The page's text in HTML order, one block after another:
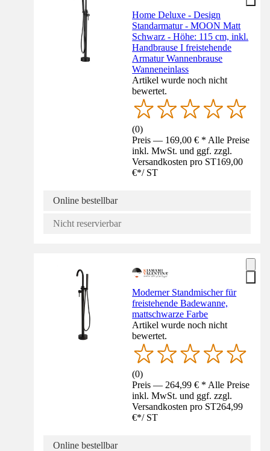
Home Deluxe - Design
Standarmatur - MOON Matt
Schwarz - Höhe: 115 cm, inkl.
Handbrause I freistehende
Armatur Wannenbrause
Wanneneinlass
Artikel wurde noch nicht
bewertet.
(0)
Preis — 169,00 € * Alle Preise
inkl. MwSt. und ggf. zzgl.
Versandkosten pro ST169,00
€*/ ST
Online bestellbar
Nicht reservierbar
Moderner Standmischer für
freistehende Badewanne,
mattschwarze Farbe
Artikel wurde noch nicht
bewertet.
(0)
Preis — 264,99 € * Alle Preise
inkl. MwSt. und ggf. zzgl.
Versandkosten pro ST264,99
€*/ ST
Online bestellbar